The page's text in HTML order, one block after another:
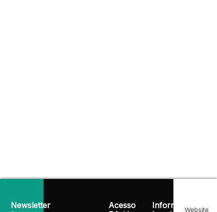
Acesso
Informação
Newsletter
Website